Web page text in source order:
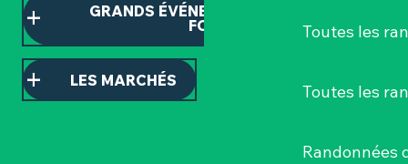
Toutes les
Toutes les
Randonnées
GRANDS ÉVÉNEMENTS ET TEMPS
FORTS
LES MARCHÉS